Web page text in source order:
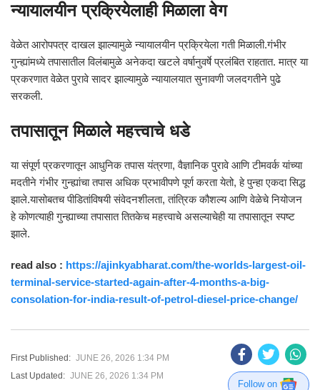
न्यायालयीन प्रक्रियेलाही मिळाला वेग
वेळेत आरोपपत्र दाखल झाल्यामुळे न्यायालयीन प्रक्रियेला गती मिळाली.गंभीर
गुन्ह्यांमध्ये तपासातील विलंबामुळे अनेकदा खटले वर्षानुवर्षे प्रलंबित राहतात. मात्र या
प्रकरणात वेळेत पुरावे सादर झाल्यामुळे न्यायालयात सुनावणी जलदगतीने पुढे
सरकली.
तपासातून मिळाले महत्त्वाचे धडे
या संपूर्ण प्रकरणातून आधुनिक तपास यंत्रणा, वैज्ञानिक पुरावे आणि टीमवर्क यांच्या
मदतीने गंभीर गुन्ह्यांचा तपास अधिक प्रभावीपणे पूर्ण करता येतो, हे पुन्हा एकदा सिद्ध
झाले.यासोबतच पीडितांविषयी संवेदनशीलता, तांत्रिक कौशल्य आणि वेळेचे नियोजन
हे कोणत्याही गुन्ह्याच्या तपासात तितकेच महत्त्वाचे असल्याचेही या तपासातून स्पष्ट
झाले.
read also : https://ajinkyabharat.com/the-worlds-largest-oil-
terminal-service-started-again-after-4-months-a-big-
consolation-for-india-result-of-petrol-diesel-price-change/
First Published: JUNE 26, 2026 1:34 PM
Last Updated: JUNE 26, 2026 1:34 PM
Follow on